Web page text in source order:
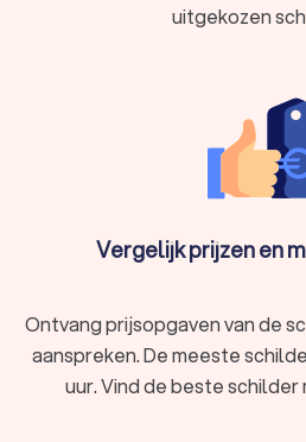
uitgekozen
Vergelijk prijzen en
Ontvang prijsopgaven van de
aanspreken. De meeste
uur. Vind de beste